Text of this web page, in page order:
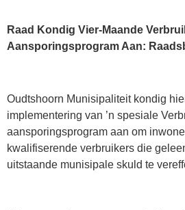
Raad Kondig Vier-Maande
Aansporingsprogram Aan: R
Oudtshoorn Munisipaliteit kondig
implementering van ’n spesiale
aansporingsprogram aan om
kwalifiserende verbruikers die
uitstaande munisipale skuld te